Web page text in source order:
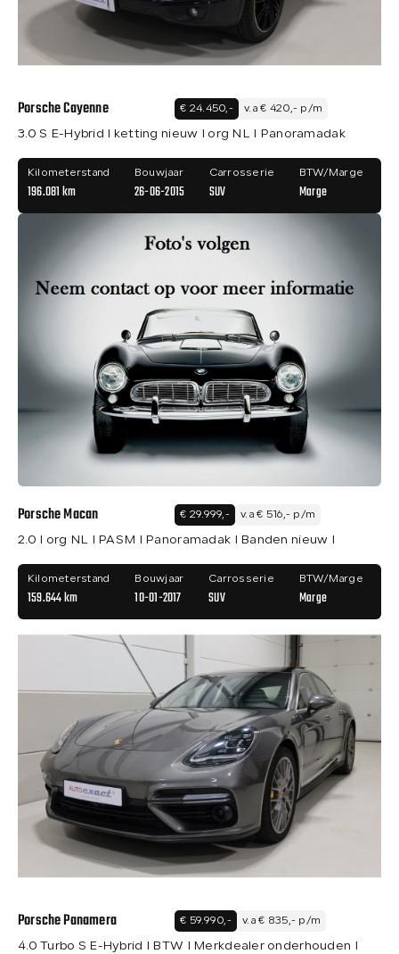
Porsche Cayenne € 24.450,- v.a € 420,- p/m
3.0 S E-Hybrid I ketting nieuw I org NL I Panoramadak
Kilometerstand
196.081 km
Bouwjaar
26-06-2015
Carrosserie
SUV
BTW/Marge
Marge
Porsche Macan € 29.999,- v.a € 516,- p/m
2.0 I org NL I PASM I Panoramadak I Banden nieuw I
Kilometerstand
159.644 km
Bouwjaar
10-01-2017
Carrosserie
SUV
BTW/Marge
Marge
Porsche Panamera € 59.990,- v.a € 835,- p/m
4.0 Turbo S E-Hybrid I BTW I Merkdealer onderhouden I